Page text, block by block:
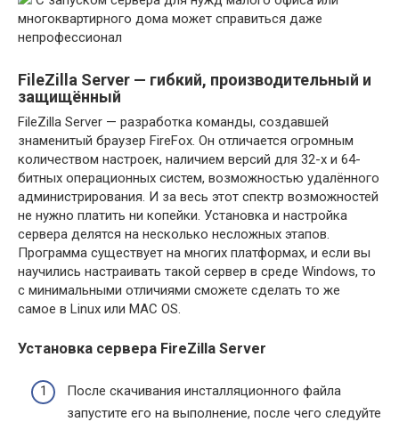
многоквартирного дома может справиться даже
непрофессионал
FileZilla Server — гибкий, производительный и
защищённый
FileZilla Server — разработка команды, создавшей
знаменитый браузер FireFox. Он отличается огромным
количеством настроек, наличием версий для 32-х и 64-
битных операционных систем, возможностью удалённого
администрирования. И за весь этот спектр возможностей
не нужно платить ни копейки. Установка и настройка
сервера делятся на несколько несложных этапов.
Программа существует на многих платформах, и если вы
научились настраивать такой сервер в среде Windows, то
с минимальными отличиями сможете сделать то же
самое в Linux или MAC OS.
Установка сервера FireZilla Server
После скачивания инсталляционного файла
запустите его на выполнение, после чего следуйте